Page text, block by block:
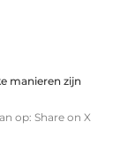
manieren zijn
op: Share on X